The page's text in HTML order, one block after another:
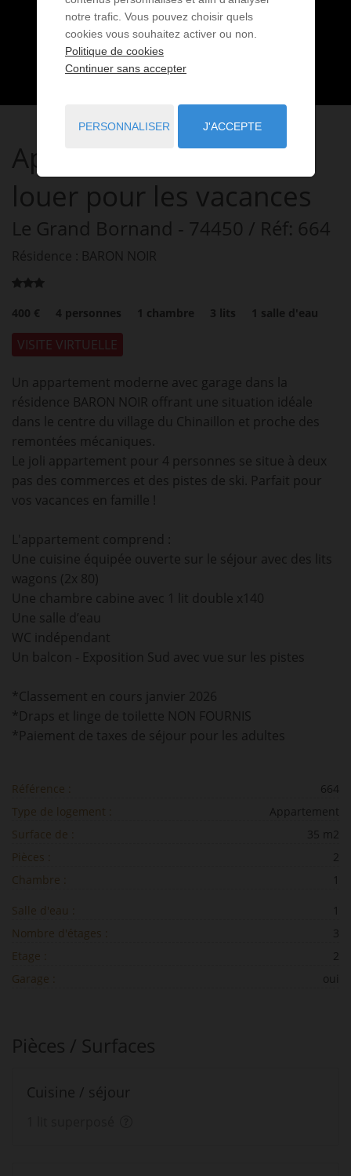
Appartement2 pièces
louer pour les vacances
Le Grand Bornand - 74450 / Réf: 664
Résidence : BARON NOIR
400 € 4 personnes 1 chambre 3 lits 1 salle d'eau
VISITE VIRTUELLE
Un appartement moderne avec garage dans la
résidence BARON NOIR offrant une situation idéale
dans le centre du village du Chinaillon et proche des
remontées mécaniques.
Le joli appartement pour 4 personnes se situe à deux
pas des commerces et des pistes de ski. Parfait pour
vos vacances en famille !
L'appartement comprend :
Une cuisine équipée ouverte sur le séjour avec des lits
wagons (2x 80)
Une chambre cabine avec 1 lit double x140
Une salle d’eau
WC indépendant
Un balcon - Exposition Sud avec vue sur les pistes
*Classement en cours janvier 2026
*Draps et linge de toilette NON FOURNIS
*Paiement de taxes de séjour pour les adultes
Référence :
664
Type de logement :
Appartement
Surface de :
35 m2
Pièces :
2
Chambre :
Salle d'eau :
Nombre d'étages :
3
Etage :
2
Garage :
oui
Pièces / Surfaces
Cuisine / séjour
notre trafic. Vous pouvez choisir quels
cookies vous souhaitez activer ou non.
Politique de cookies
Continuer sans accepter
PERSONNALISER J'ACCEPTE